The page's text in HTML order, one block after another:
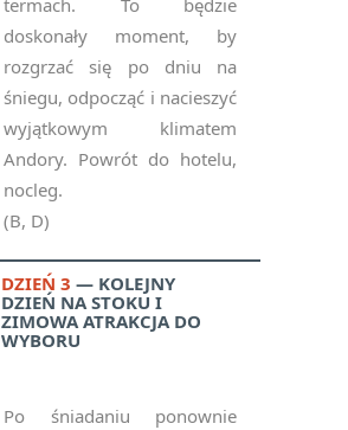
termach. To będzie
doskonały moment, by
rozgrzać się po dniu na
śniegu, odpocząć i nacieszyć
wyjątkowym klimatem
Andory. Powrót do hotelu,
nocleg.
(B, D)
DZIEŃ 3
KOLEJNY
DZIEŃ NA STOKU I
ZIMOWA ATRAKCJA DO
WYBORU
Po śniadaniu ponownie